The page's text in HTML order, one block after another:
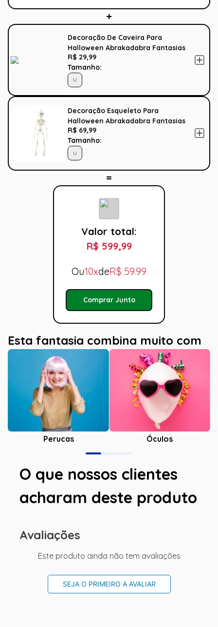
Decoração De Caveira Para
Halloween Abrakadabra Fantasias
R$ 29,99
Tamanho:
U
Decoração Esqueleto Para
Halloween Abrakadabra Fantasias
R$ 69,99
Tamanho:
U
Valor total:
R$ 599,99
Ou10xdeR$ 59.99
Comprar Junto
Esta fantasia combina muito com
Perucas Óculos
O que nossos clientes
acharam deste produto
Avaliações
Este produto ainda não tem avaliações
SEJA O PRIMEIRO A AVALIAR